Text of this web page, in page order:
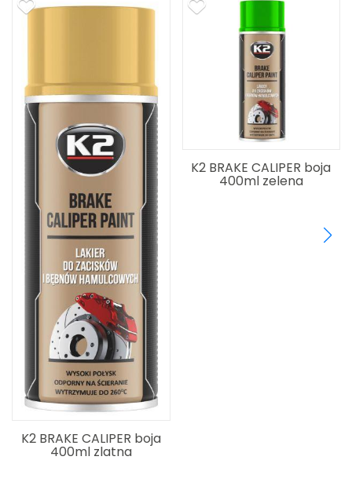
K2 BRAKE CALIPER boja
400ml zlatna
K2 BRAKE CALIPER boja
400ml zelena